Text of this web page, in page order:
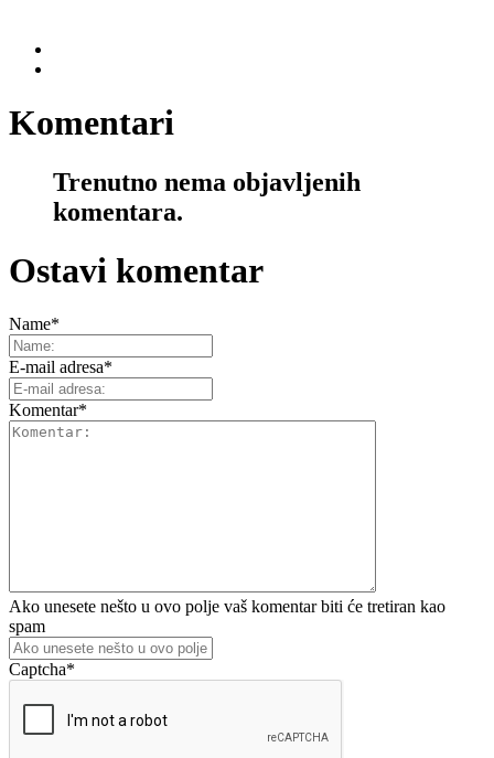
Komentari
Trenutno nema objavljenih
komentara.
Ostavi komentar
Name*
E-mail adresa*
Komentar*
Ako unesete nešto u ovo polje vaš komentar biti će tretiran kao
spam
Captcha*